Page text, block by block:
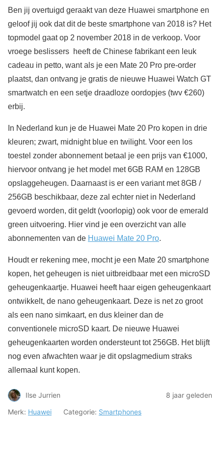
Ben jij overtuigd geraakt van deze Huawei smartphone en
geloof jij ook dat dit de beste smartphone van 2018 is? Het
topmodel gaat op 2 november 2018 in de verkoop. Voor
vroege beslissers heeft de Chinese fabrikant een leuk
cadeau in petto, want als je een Mate 20 Pro pre-order
plaatst, dan ontvang je gratis de nieuwe Huawei Watch GT
smartwatch en een setje draadloze oordopjes (twv €260)
erbij.
In Nederland kun je de Huawei Mate 20 Pro kopen in drie
kleuren; zwart, midnight blue en twilight. Voor een los
toestel zonder abonnement betaal je een prijs van €1000,
hiervoor ontvang je het model met 6GB RAM en 128GB
opslaggeheugen. Daarnaast is er een variant met 8GB /
256GB beschikbaar, deze zal echter niet in Nederland
gevoerd worden, dit geldt (voorlopig) ook voor de emerald
green uitvoering. Hier vind je een overzicht van alle
abonnementen van de Huawei Mate 20 Pro.
Houdt er rekening mee, mocht je een Mate 20 smartphone
kopen, het geheugen is niet uitbreidbaar met een microSD
geheugenkaartje. Huawei heeft haar eigen geheugenkaart
ontwikkelt, de nano geheugenkaart. Deze is net zo groot
als een nano simkaart, en dus kleiner dan de
conventionele microSD kaart. De nieuwe Huawei
geheugenkaarten worden ondersteunt tot 256GB. Het blijft
nog even afwachten waar je dit opslagmedium straks
allemaal kunt kopen.
Ilse Jurrien
8 jaar geleden
Merk: Huawei Categorie: Smartphones